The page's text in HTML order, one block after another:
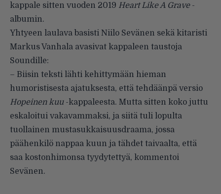
kappale sitten vuoden 2019 Heart Like A Grave-
albumin.
Yhtyeen laulava basisti Niilo Sevänen sekä kitaristi
Markus Vanhala avasivat kappaleen taustoja
Soundille:
– Biisin teksti lähti kehittymään hieman
humoristisesta ajatuksesta, että tehdäänpä versio
Hopeinen kuu-kappaleesta. Mutta sitten koko juttu
eskaloitui vakavammaksi, ja siitä tuli lopulta
tuollainen mustasukkaisuusdraama, jossa
päähenkilö nappaa kuun ja tähdet taivaalta, että
saa kostonhimonsa tyydytettyä, kommentoi
Sevänen.